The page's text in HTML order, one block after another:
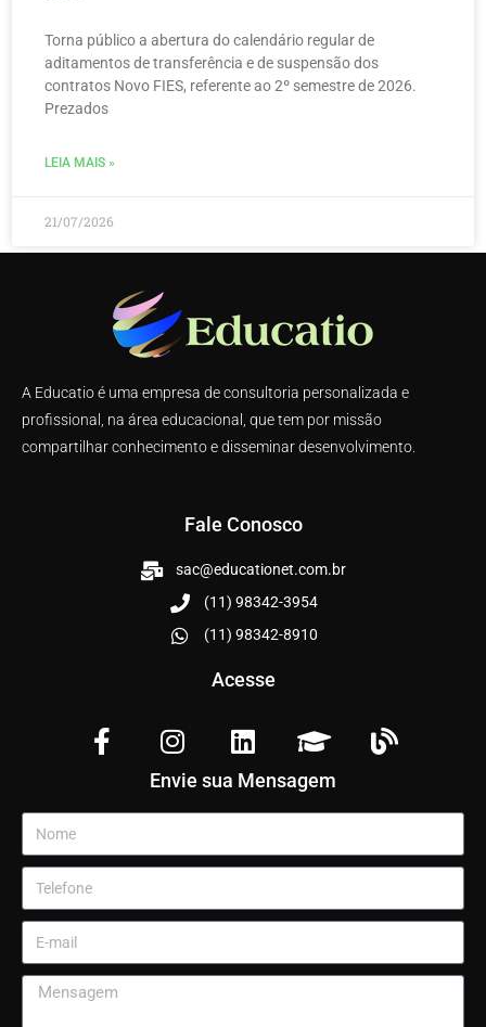
Torna público a abertura do calendário regular de
aditamentos de transferência e de suspensão dos
contratos Novo FIES, referente ao 2º semestre de 2026.
Prezados
LEIA MAIS »
21/07/2026
A Educatio é uma empresa de consultoria personalizada e
profissional, na área educacional, que tem por missão
compartilhar conhecimento e disseminar desenvolvimento.
Fale Conosco
sac@educationet.com.br
(11) 98342-3954
(11) 98342-8910
Acesse
Envie sua Mensagem